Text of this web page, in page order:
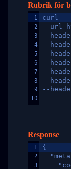
Rubrik för
1
2
3
4
5
6
7
8
9
10
curl --
--url
--
--
--
--
--
--
--
Response
1
2
3
{